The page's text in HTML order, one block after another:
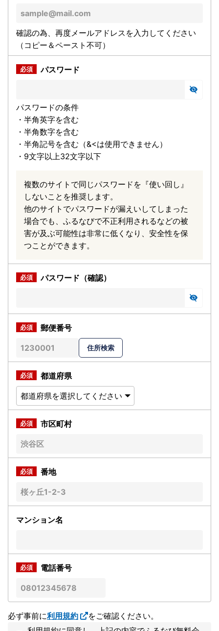
確認の為、再度メールアドレスを入力してください
（コピー＆ペースト不可）
パスワード
パスワードの条件
・半角英字を含む
・半角数字を含む
・半角記号を含む（&<は使用できません）
・9文字以上32文字以下
複数のサイトで同じパスワードを『使い回し』
しないことを推奨します。
他のサイトでパスワードが漏えいしてしまった
場合でも、ふるなびで不正利用されるなどの被
害が及ぶ可能性は非常に低くなり、安全性を保
つことができます。
パスワード（確認）
郵便番号
都道府県
市区町村
番地
マンション名
電話番号
必ず事前に利用規約
をご確認ください。